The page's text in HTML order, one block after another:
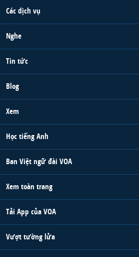
Các dịch vụ
Nghe
Tin tức
Blog
Xem
Học tiếng Anh
Ban Việt ngữ đài VOA
Xem toàn trang
Tải App của VOA
Vượt tường lửa